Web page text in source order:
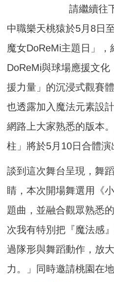
請繼續往
中職樂天桃猿於5月8日
魔女DoReMi主題日」
DoReMi與球場應援文
援力量」的沉浸式觀賽
也透露加入魔法元素設
網路上大家熟悉的版本
柱」將於5月10日合體演
談到這次舞台呈現，舞
睛，本次開場舞選用《
題曲，並融合觀眾熟悉
次我有特別把『魔法感
過隊形與舞蹈動作，放
力。」同時邀請桃園在